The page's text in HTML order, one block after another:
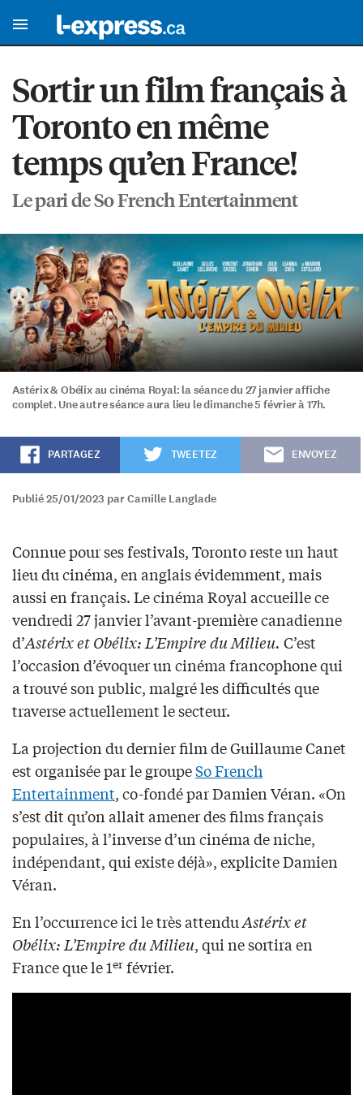
Sortir un film français à
Toronto en même
temps qu’en France!
Le pari de So French Entertainment
Astérix & Obélix au cinéma Royal: la séance du 27 janvier affiche
complet. Une autre séance aura lieu le dimanche 5 février à 17h.
PARTAGEZ TWEETEZ ENVOYEZ
Publié 25/01/2023 par Camille Langlade
Connue pour ses festivals, Toronto reste un haut
lieu du cinéma, en anglais évidemment, mais
aussi en français. Le cinéma Royal accueille ce
vendredi 27 janvier l’avant-première canadienne
d’Astérix et Obélix: L’Empire du Milieu. C’est
l’occasion d’évoquer un cinéma francophone qui
a trouvé son public, malgré les difficultés que
traverse actuellement le secteur.
La projection du dernier film de Guillaume Canet
est organisée par le groupeSo French
Entertainment, co-fondé par Damien Véran. «On
s’est dit qu’on allait amener des films français
populaires, à l’inverse d’un cinéma de niche,
indépendant, qui existe déjà», explicite Damien
Véran.
En l’occurrence ici le très attenduAstérix et
Obélix: L’Empire du Milieu, qui ne sortira en
France que le 1er février.